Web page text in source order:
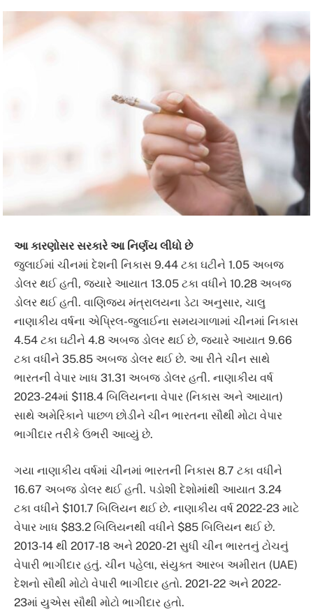
આ કારણોસર સરકારે આ નિર્ણય લીધો છે
જુલાઈમાં ચીનમાં દેશની નિકાસ 9.44 ટકા ઘટીને 1.05 અબજ
ડોલર થઈ હતી, જ્યારે આયાત 13.05 ટકા વધીને 10.28 અબજ
ડોલર થઈ હતી. વાણિજ્ય મંત્રાલયના ડેટા અનુસાર, ચાલુ
નાણાકીય વર્ષના એપ્રિલ-જુલાઈના સમયગાળામાં ચીનમાં નિકાસ
4.54 ટકા ઘટીને 4.8 અબજ ડોલર થઈ છે, જ્યારે આયાત 9.66
ટકા વધીને 35.85 અબજ ડોલર થઈ છે. આ રીતે ચીન સાથે
ભારતની વેપાર ખાધ 31.31 અબજ ડોલર હતી. નાણાકીય વર્ષ
2023-24માં $118.4 બિલિયનના વેપાર (નિકાસ અને આયાત)
સાથે અમેરિકાને પાછળ છોડીને ચીન ભારતના સૌથી મોટા વેપાર
ભાગીદાર તરીકે ઉભરી આવ્યું છે.
ગયા નાણાકીય વર્ષમાં ચીનમાં ભારતની નિકાસ 8.7 ટકા વધીને
16.67 અબજ ડોલર થઈ હતી. પડોશી દેશોમાંથી આયાત 3.24
ટકા વધીને $101.7 બિલિયન થઈ છે. નાણાકીય વર્ષ 2022-23 માટે
વેપાર ખાધ $83.2 બિલિયનથી વધીને $85 બિલિયન થઈ છે.
2013-14 થી 2017-18 અને 2020-21 સુધી ચીન ભારતનું ટોચનું
વેપારી ભાગીદાર હતું. ચીન પહેલા, સંયુક્ત આરબ અમીરાત (UAE)
દેશનો સૌથી મોટો વેપારી ભાગીદાર હતો. 2021-22 અને 2022-
23માં યુએસ સૌથી મોટો ભાગીદાર હતો.